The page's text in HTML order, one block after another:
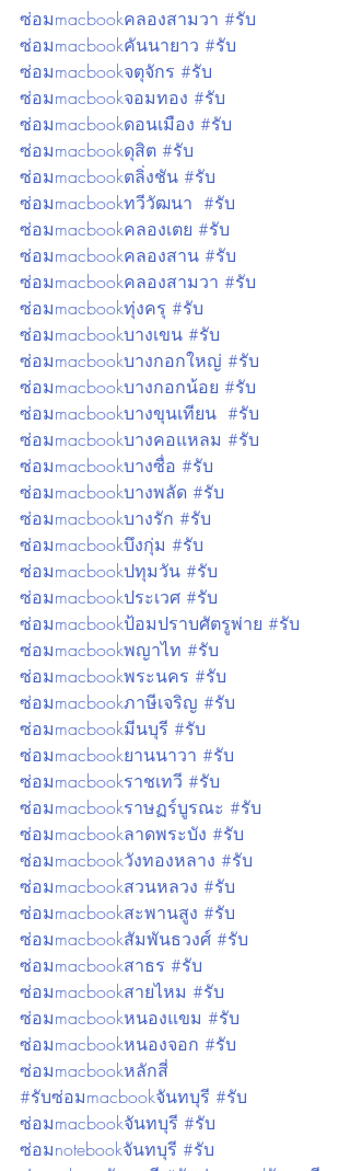
ซ่อมmacbookคลองสามวา #รับ
ซ่อมmacbookคันนายาว #รับ
ซ่อมmacbookจตุจักร #รับ
ซ่อมmacbookจอมทอง #รับ
ซ่อมmacbookดอนเมือง #รับ
ซ่อมmacbookดุสิต #รับ
ซ่อมmacbookตลิ่งชัน #รับ
ซ่อมmacbookทวีวัฒนา #รับ
ซ่อมmacbookคลองเตย #รับ
ซ่อมmacbookคลองสาน #รับ
ซ่อมmacbookคลองสามวา #รับ
ซ่อมmacbookทุ่งครุ #รับ
ซ่อมmacbookบางเขน #รับ
ซ่อมmacbookบางกอกใหญ่ #รับ
ซ่อมmacbookบางกอกน้อย #รับ
ซ่อมmacbookบางขุนเทียน #รับ
ซ่อมmacbookบางคอแหลม #รับ
ซ่อมmacbookบางซื่อ #รับ
ซ่อมmacbookบางพลัด #รับ
ซ่อมmacbookบางรัก #รับ
ซ่อมmacbookบึงกุ่ม #รับ
ซ่อมmacbookปทุมวัน #รับ
ซ่อมmacbookประเวศ #รับ
ซ่อมmacbookป้อมปราบศัตรูพ่าย #รับ
ซ่อมmacbookพญาไท #รับ
ซ่อมmacbookพระนคร #รับ
ซ่อมmacbookภาษีเจริญ #รับ
ซ่อมmacbookมีนบุรี #รับ
ซ่อมmacbookยานนาวา #รับ
ซ่อมmacbookราชเทวี #รับ
ซ่อมmacbookราษฏร์บูรณะ #รับ
ซ่อมmacbookลาดพระบัง #รับ
ซ่อมmacbookวังทองหลาง #รับ
ซ่อมmacbookสวนหลวง #รับ
ซ่อมmacbookสะพานสูง #รับ
ซ่อมmacbookสัมพันธวงศ์ #รับ
ซ่อมmacbookสาธร #รับ
ซ่อมmacbookสายไหม #รับ
ซ่อมmacbookหนองแขม #รับ
ซ่อมmacbookหนองจอก #รับ
ซ่อมmacbookหลักสี่
#รับซ่อมmacbookจันทบุรี #รับ
ซ่อมmacbookจันทบุรี #รับ
ซ่อมnotebookจันทบุรี #รับ